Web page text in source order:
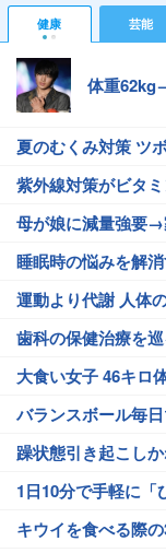
健康 芸能
体重
夏のむくみ対策 ツ
紫外線対策がビタ
母が娘に減量強要
睡眠時の悩みを解
運動より代謝 人体
歯科の保健治療を巡
大食い女子 46キロ
バランスボール毎
躁状態引き起こし
1日10分で手軽に「
キウイを食べる際